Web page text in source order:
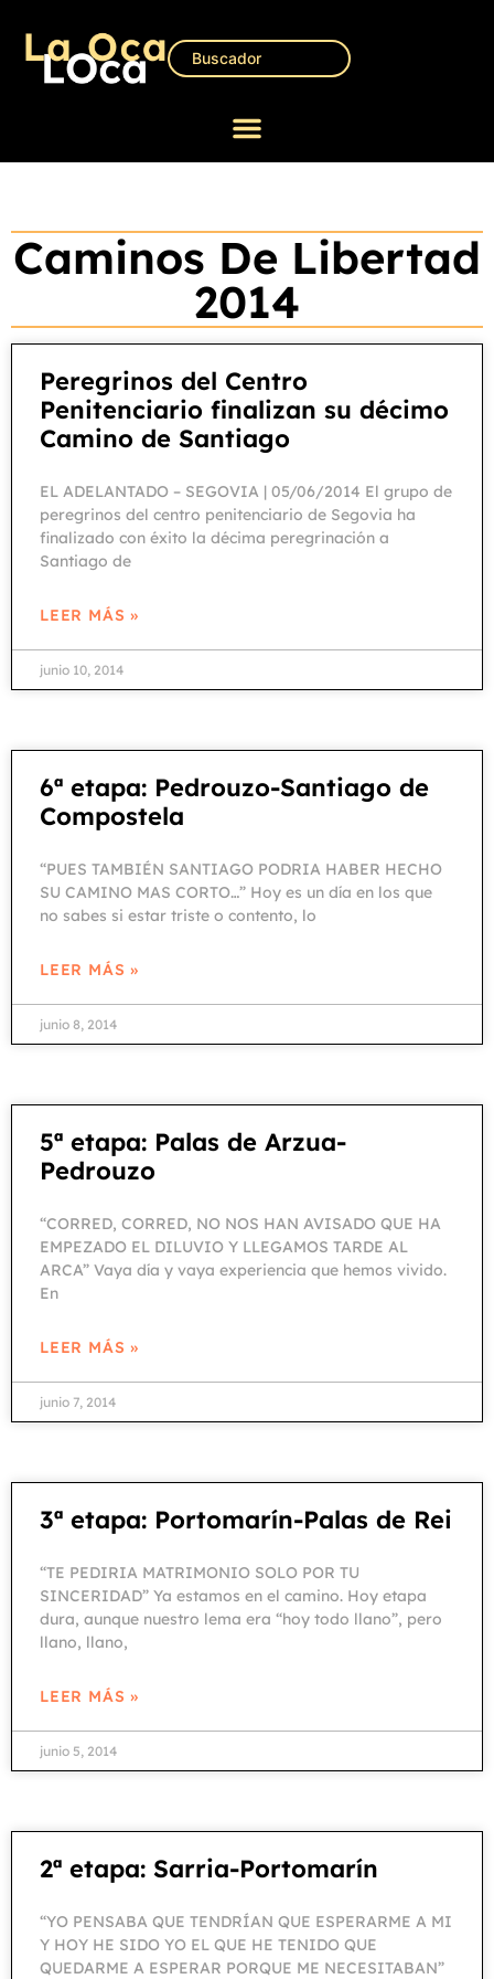
Caminos De Libertad
2014
Peregrinos del Centro
Penitenciario finalizan su décimo
Camino de Santiago
EL ADELANTADO – SEGOVIA | 05/06/2014 El grupo de
peregrinos del centro penitenciario de Segovia ha
finalizado con éxito la décima peregrinación a
Santiago de
LEER MÁS »
junio 10, 2014
6ª etapa: Pedrouzo-Santiago de
Compostela
“PUES TAMBIÉN SANTIAGO PODRIA HABER HECHO
SU CAMINO MAS CORTO…” Hoy es un día en los que
no sabes si estar triste o contento, lo
LEER MÁS »
junio 8, 2014
5ª etapa: Palas de Arzua-
Pedrouzo
“CORRED, CORRED, NO NOS HAN AVISADO QUE HA
EMPEZADO EL DILUVIO Y LLEGAMOS TARDE AL
ARCA” Vaya día y vaya experiencia que hemos vivido.
En
LEER MÁS »
junio 7, 2014
3ª etapa: Portomarín-Palas de Rei
“TE PEDIRIA MATRIMONIO SOLO POR TU
SINCERIDAD” Ya estamos en el camino. Hoy etapa
dura, aunque nuestro lema era “hoy todo llano”, pero
llano, llano,
LEER MÁS »
junio 5, 2014
2ª etapa: Sarria-Portomarín
“YO PENSABA QUE TENDRÍAN QUE ESPERARME A MI
Y HOY HE SIDO YO EL QUE HE TENIDO QUE
QUEDARME A ESPERAR PORQUE ME NECESITABAN”